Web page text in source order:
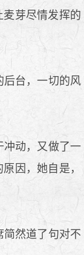
芽尽情发挥的
台，一切的风
动，又做了一
因，她自是，
然道了句对不